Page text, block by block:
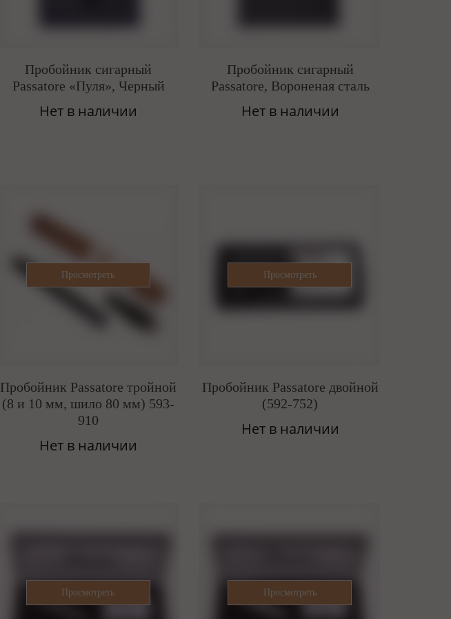
Пробойник сигарный
Passatore «Пуля», Черный
Нет в наличии
Пробойник сигарный
Passatore, Вороненая сталь
Нет в наличии
Пробойник Passatore тройной
(8 и 10 мм, шило 80 мм) 593-
910
Нет в наличии
Пробойник Passatore двойной
(592-752)
Нет в наличии